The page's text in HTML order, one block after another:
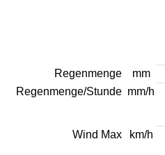
Regenmenge mm
Regenmenge/Stunde mm/h
Wind Max km/h